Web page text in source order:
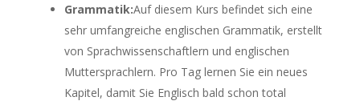
Grammatik:Auf diesem Kurs befindet sich eine
sehr umfangreiche englischen Grammatik, erstellt
von Sprachwissenschaftlern und englischen
Muttersprachlern. Pro Tag lernen Sie ein neues
Kapitel, damit Sie Englisch bald schon total